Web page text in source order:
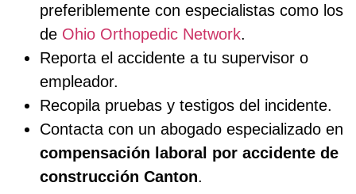
preferiblemente con especialistas como los
de Ohio Orthopedic Network.
Reporta el accidente a tu supervisor o
empleador.
Recopila pruebas y testigos del incidente.
Contacta con un abogado especializado en
compensación laboral por accidente de
construcción Canton.